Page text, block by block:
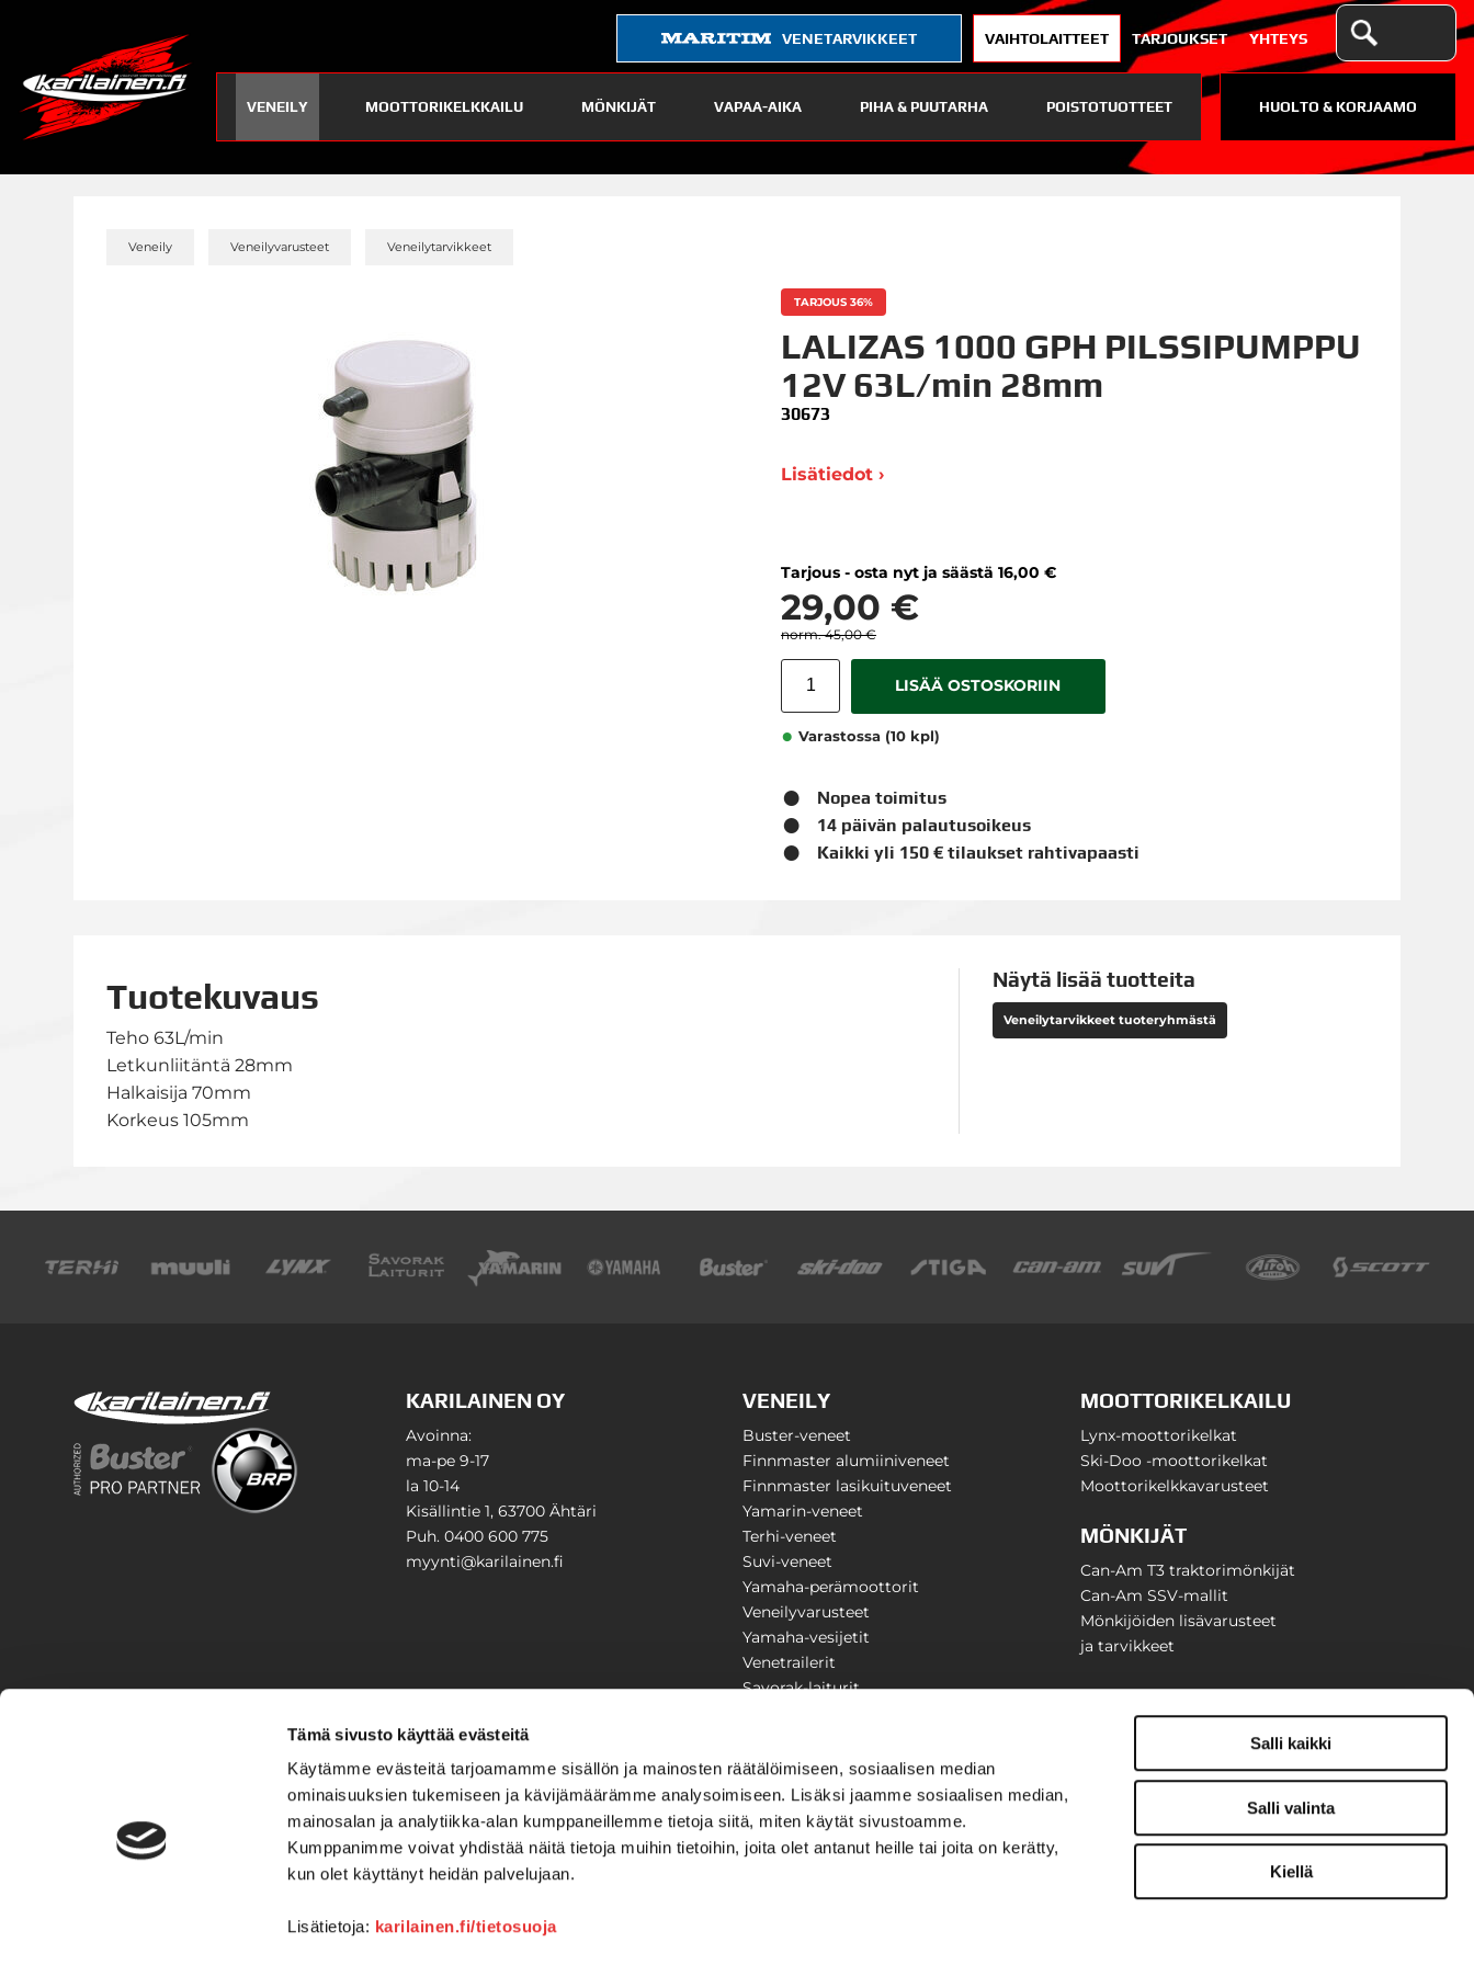
Tämä sivusto käyttää evästeitä
Käytämme evästeitä tarjoamamme sisällön ja mainosten räätälöimiseen, sosiaalisen median
ominaisuuksien tukemiseen ja kävijämäärämme analysoimiseen. Lisäksi jaamme sosiaalisen median,
mainosalan ja analytiikka-alan kumppaneillemme tietoja siitä, miten käytät sivustoamme.
Kumppanimme voivat yhdistää näitä tietoja muihin tietoihin, joita olet antanut heille tai joita on kerätty,
kun olet käyttänyt heidän palvelujaan.
Lisätietoja: karilainen.fi/tietosuoja
Salli kaikki
Salli valinta
Kiellä
VENETARVIKKEET VAIHTOLAITTEET TARJOUKSET YHTEYS
VENEILY MOOTTORIKELKKAILU MÖNKIJÄT VAPAA-AIKA PIHA & PUUTARHA POISTOTUOTTEET HUOLTO & KORJAAMO
Veneily Veneilyvarusteet Veneilytarvikkeet
TARJOUS 36%
LALIZAS 1000 GPH PILSSIPUMPPU
12V 63L/min 28mm
30673
Lisätiedot ›
Tarjous - osta nyt ja säästä 16,00 €
29,00 €
45,00 €
LISÄÄ OSTOSKORIIN
Varastossa (10 kpl)
Nopea toimitus
14 päivän palautusoikeus
Kaikki yli 150 € tilaukset rahtivapaasti
Tuotekuvaus
Teho 63L/min
Letkunliitäntä 28mm
Halkaisija 70mm
Korkeus 105mm
Näytä lisää tuotteita
Veneilytarvikkeet tuoteryhmästä
KARILAINEN OY
Avoinna:
ma-pe 9-17
la 10-14
Kisällintie 1, 63700 Ähtäri
Puh. 0400 600 775
myynti@karilainen.fi
VENEILY
Buster-veneet
Finnmaster alumiiniveneet
Finnmaster lasikuituveneet
Yamarin-veneet
Terhi-veneet
Suvi-veneet
Yamaha-perämoottorit
Veneilyvarusteet
Yamaha-vesijetit
Venetrailerit
Savorak-laiturit
MOOTTORIKELKAILU
Lynx-moottorikelkat
Ski-Doo -moottorikelkat
Moottorikelkkavarusteet
MÖNKIJÄT
Can-Am T3 traktorimönkijät
Can-Am SSV-mallit
Mönkijöiden lisävarusteet
ja tarvikkeet
PIHA & PUUTARHA
Stiga
VAIHTOLAITTEET
Veneet
Kelkat ja mönkijät
Yritysesittely
Yhteystiedot
Huolto ja korjaamo
Ajankohtaista